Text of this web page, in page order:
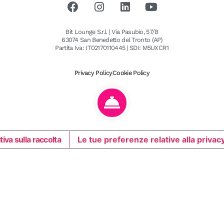
Bit Lounge S.r.l. | Via Pasubio, 57/B
63074 San Benedetto del Tronto (AP)
Partita Iva: IT02170110445 | SDI: M5UXCR1
Privacy PolicyCookie Policy
sulla raccolta Le tue preferenze relative alla